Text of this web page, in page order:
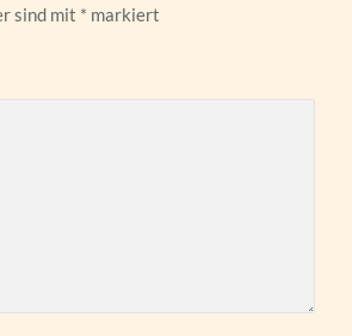
sind mit * markiert